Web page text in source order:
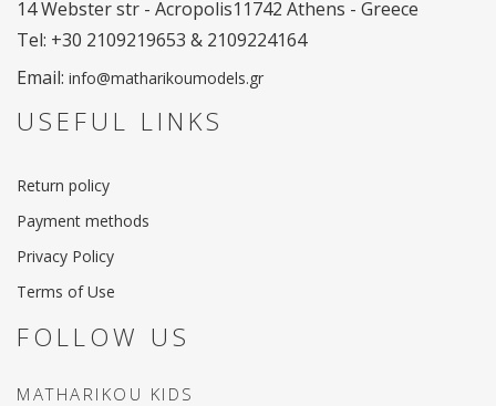
14 Webster str - Acropolis11742 Athens - Greece
Tel: +30 2109219653 & 2109224164
Email: info@matharikoumodels.gr
USEFUL LINKS
Return policy
Payment methods
Privacy Policy
Terms of Use
FOLLOW US
MATHARIKOU KIDS